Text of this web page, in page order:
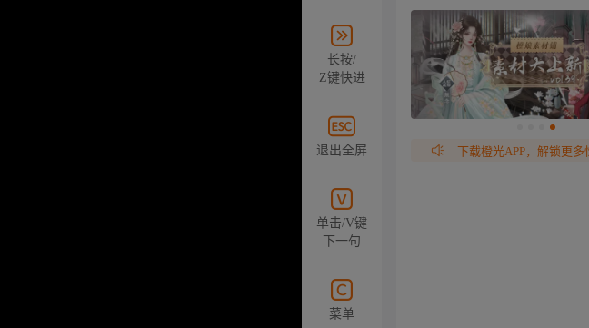
长按/
Z键快进
退出全屏
单击/V键
下一句
菜单
下载橙光APP，解锁更多